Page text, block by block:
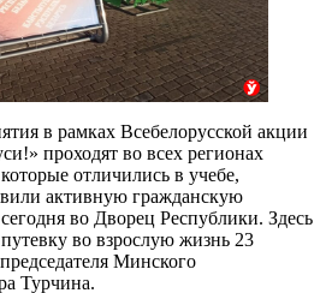
в рамках Всебелорусской акции
проходят во всех регионах
отличились в учебе,
активную гражданскую
во Дворец Республики. Здесь
во взрослую жизнь 23
Минского
Турчина.